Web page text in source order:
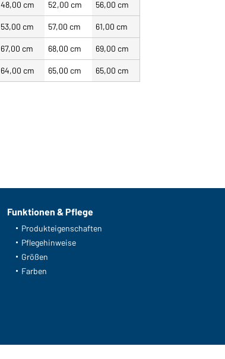
48,00 cm 52,00 cm 56,00 cm
53,00 cm 57,00 cm 61,00 cm
67,00 cm 68,00 cm 69,00 cm
64,00 cm 65,00 cm 65,00 cm
Funktionen & Pflege
Produkteigenschaften
Pflegehinweise
Größen
Farben